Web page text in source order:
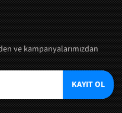
ve kampanyalarımızdan
KAYIT OL